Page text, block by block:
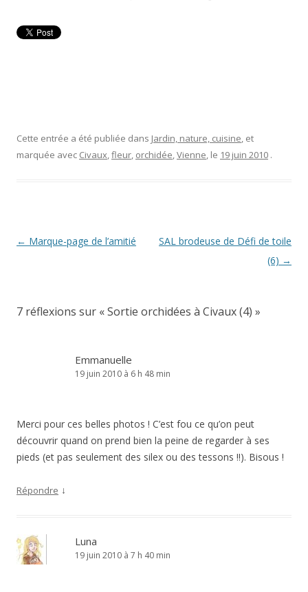
Cette entrée a été publiée dans Jardin, nature, cuisine, et
marquée avec Civaux,fleur, orchidée,Vienne, le 19 juin 2010 .
Navigation
← Marque-page de l’amitié
SAL brodeuse de Défi de toile
(6) →
7 réflexions sur «Sortie orchidées à Civaux (4) »
Emmanuelle
19 juin 2010 à 6 h 48 min
Merci pour ces belles photos ! C’est fou ce qu’on peut
découvrir quand on prend bien la peine de regarder à ses
pieds (et pas seulement des silex ou des tessons !!). Bisous !
Répondre ↓
Luna
19 juin 2010 à 7 h 40 min